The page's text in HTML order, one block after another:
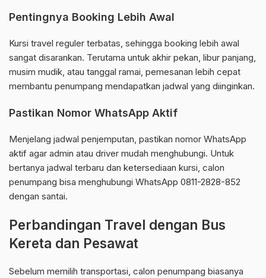
Pentingnya Booking Lebih Awal
Kursi travel reguler terbatas, sehingga booking lebih awal
sangat disarankan. Terutama untuk akhir pekan, libur panjang,
musim mudik, atau tanggal ramai, pemesanan lebih cepat
membantu penumpang mendapatkan jadwal yang diinginkan.
Pastikan Nomor WhatsApp Aktif
Menjelang jadwal penjemputan, pastikan nomor WhatsApp
aktif agar admin atau driver mudah menghubungi. Untuk
bertanya jadwal terbaru dan ketersediaan kursi, calon
penumpang bisa menghubungi WhatsApp 0811-2828-852
dengan santai.
Perbandingan Travel dengan Bus
Kereta dan Pesawat
Sebelum memilih transportasi, calon penumpang biasanya